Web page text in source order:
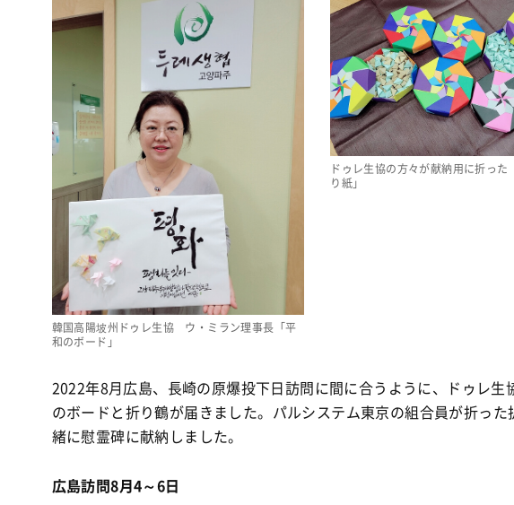
韓国高陽坡州ドゥレ生協 ウ・ミラン理事長「平
和のボード」
ドゥレ生協の方々が献納用に折った
り紙」
2022年8月広島、長崎の原爆投下日訪問に間に合うように、ドゥレ生
のボードと折り鶴が届きました。パルシステム東京の組合員が折った
緒に慰霊碑に献納しました。
広島訪問8月4～6日